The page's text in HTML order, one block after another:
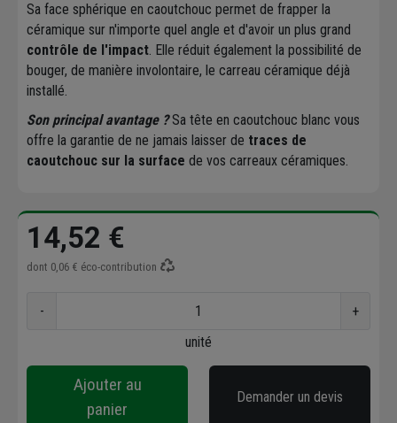
Sa face sphérique en caoutchouc permet de frapper la
céramique sur n'importe quel angle et d'avoir un plus grand
contrôle de l'impact. Elle réduit également la possibilité de
bouger, de manière involontaire, le carreau céramique déjà
installé.
Son principal avantage ?Sa tête en caoutchouc blanc vous
offre la garantie de ne jamais laisser de traces de
caoutchouc sur la surface de vos carreaux céramiques.
14,52 €
dont 0,06 € éco-contribution
-
+
unité
Ajouter au
panier
Demander un devis